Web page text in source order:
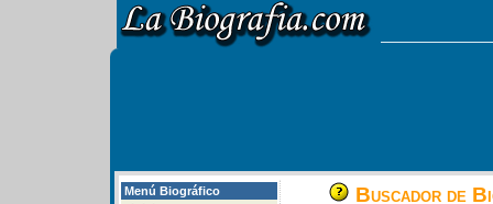
Menú Biográfico
Buscador de